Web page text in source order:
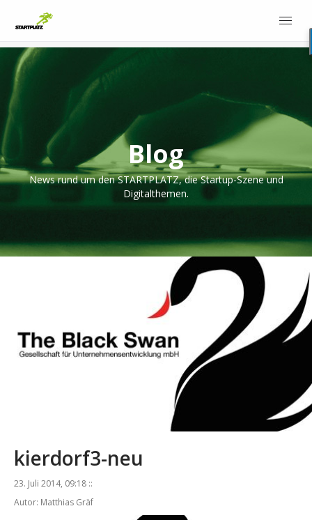
Blog
News rund um den STARTPLATZ, die Startup-Szene und
Digitalthemen.
kierdorf3-neu
23. Juli 2014, 09:18 ::
Autor: Matthias Gräf